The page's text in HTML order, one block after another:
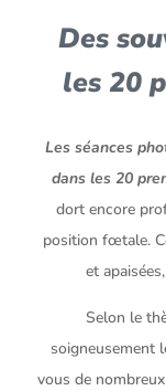
Des
les 20
Les séances
dans les 20
dort encore
position fœtale.
et
Selon le
soigneusement
vous de